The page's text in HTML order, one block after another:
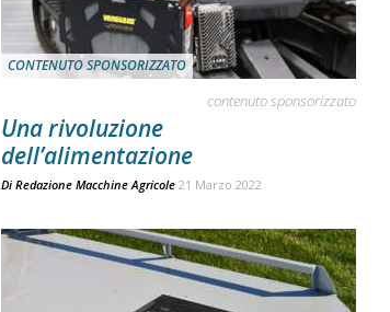
CONTENUTO SPONSORIZZATO
contenuto sponsorizzato
Una rivoluzione
dell’alimentazione
Di Redazione Macchine Agricole 21 Marzo 2022